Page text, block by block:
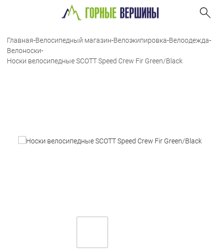
Главная-Велосипедный магазин-Велоэкипировка-Велоодежда-
Велоноски-
Носки велосипедные SCOTT Speed Crew Fir Green/Black